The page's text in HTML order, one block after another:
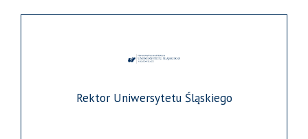
Rektor Uniwersytetu Śląskiego